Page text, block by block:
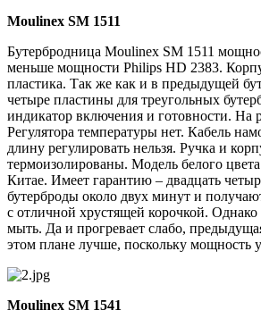
Moulinex SM 1511
Бутербродница Moulinex SM 1511
меньше мощности Philips HD 2383.
пластика. Так же как и в предыдущей
четыре пластины для треугольных
индикатор включения и готовности. На
Регулятора температуры нет. Кабель
длину регулировать нельзя. Ручка и
термоизолированы. Модель белого
Китае. Имеет гарантию – двадцать
бутерброды около двух минут и
с отличной хрустящей корочкой. Однако
мыть. Да и прогревает слабо,
этом плане лучше, поскольку мощность
Moulinex SM 1541